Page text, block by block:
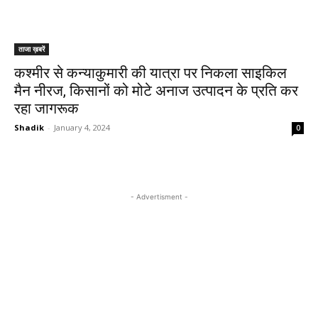
ताजा ख़बरें
कश्मीर से कन्याकुमारी की यात्रा पर निकला साइकिल
मैन नीरज, किसानों को मोटे अनाज उत्पादन के प्रति कर
रहा जागरूक
Shadik - January 4, 2024 0
- Advertisment -